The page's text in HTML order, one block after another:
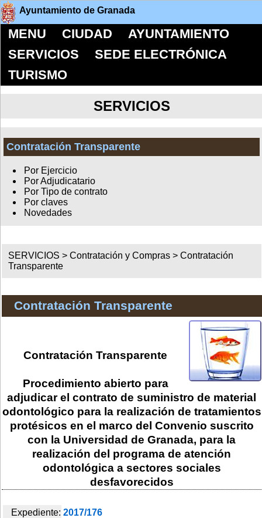
Ayuntamiento de Granada
MENU CIUDAD
AYUNTAMIENTO
SERVICIOS
SEDE ELECTRÓNICA
TURISMO
SERVICIOS
Contratación Transparente
Por Ejercicio
Por Adjudicatario
Por Tipo de contrato
Por claves
Novedades
SERVICIOS >Contratación y Compras >Contratación
Transparente
Contratación Transparente
Contratación Transparente
Procedimiento abierto para
adjudicar el contrato de suministro de material
odontológico para la realización de tratamientos
protésicos en el marco del Convenio suscrito
con la Universidad de Granada, para la
realización del programa de atención
odontológica a sectores sociales
desfavorecidos
Expediente: 2017/176